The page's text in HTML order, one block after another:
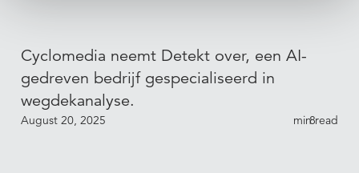
Cyclomedia neemt Detekt over, een AI-
gedreven bedrijf gespecialiseerd in
wegdekanalyse.
August 20, 2025 8
min read